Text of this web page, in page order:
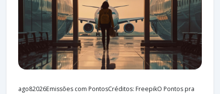
ago82026Emissões com PontosCréditos: FreepikO Pontos pra